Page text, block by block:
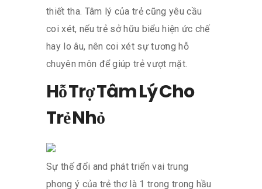
thiết tha. Tâm lý của trẻ cũng yêu cầu
coi xét, nếu trẻ sở hữu biểu hiện ức chế
hay lo âu, nên coi xét sự tương hỗ
chuyên môn để giúp trẻ vượt mặt.
Hỗ Trợ Tâm Lý Cho
Trẻ Nhỏ
Sự thế đổi and phát triển vai trung
phong ý của trẻ thơ là 1 trong trong hầu